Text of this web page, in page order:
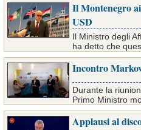
Il Montenegro
USD
Il Ministro degli
ha detto che
Incontro
Durante la
Primo Ministro
Applausi al